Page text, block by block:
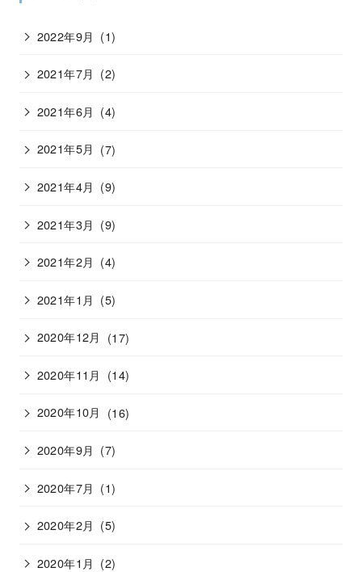
2022年9月 (1)
2021年7月 (2)
2021年6月 (4)
2021年5月 (7)
2021年4月 (9)
2021年3月 (9)
2021年2月 (4)
2021年1月 (5)
2020年12月 (17)
2020年11月 (14)
2020年10月 (16)
2020年9月 (7)
2020年7月 (1)
2020年2月 (5)
2020年1月 (2)